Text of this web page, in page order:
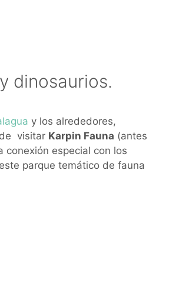
dinosaurios.
y los alrededores,
visitar Karpin Fauna (antes
conexión especial con los
parque temático de fauna